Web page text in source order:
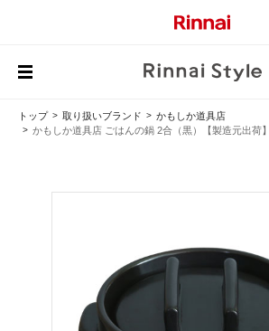
トップ 取り扱いブランド
かもしか道具店
かもしか道具店 ごはんの鍋 2合（黒）【製造元出荷】